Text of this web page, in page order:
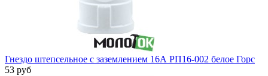
Гнездо штепсельное с заземлением 16А РП16-002 белое Горс
53 руб